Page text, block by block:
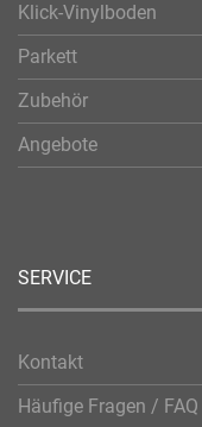
Klick-Vinylboden
Parkett
Zubehör
Angebote
SERVICE
Kontakt
Häufige Fragen / FAQ